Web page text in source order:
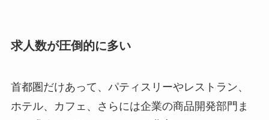
求人数が圧倒的に多い
首都圏だけあって、パティスリーやレストラン、
ホテル、カフェ、さらには企業の商品開発部門ま